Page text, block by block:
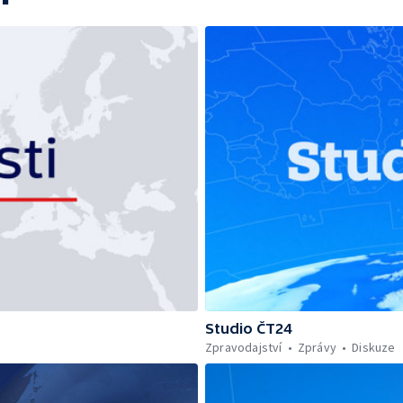
Studio ČT24
Zpravodajství
Zprávy Diskuze